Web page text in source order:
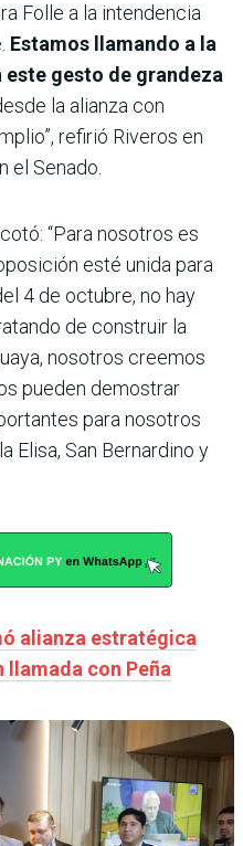
Folle a la intendencia
Estamos llamando a la
gesto de grandeza
la alianza con
refirió Riveros en
el Senado.
“Para nosotros es
esté unida para
4 de octubre, no hay
de construir la
nosotros creemos
pueden demostrar
para nosotros
Elisa, San Bernardino y
alianza estratégica
llamada con Peña